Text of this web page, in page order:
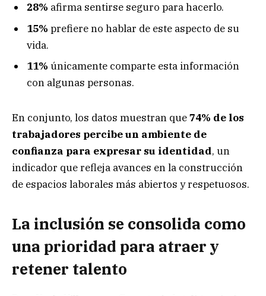
28% afirma sentirse seguro para hacerlo.
15% prefiere no hablar de este aspecto de su
vida.
11% únicamente comparte esta información
con algunas personas.
En conjunto, los datos muestran que74% de los
trabajadores percibe un ambiente de
confianza para expresar su identidad, un
indicador que refleja avances en la construcción
de espacios laborales más abiertos y respetuosos.
La inclusión se consolida como
una prioridad para atraer y
retener talento